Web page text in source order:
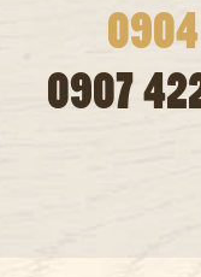
0907